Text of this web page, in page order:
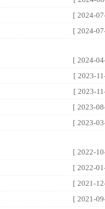
[ 2024-
[ 2024-
[ 2024-
[ 2023-
[ 2023-
[ 2023-
[ 2023-
[ 2022-
[ 2022-
[ 2021-
[ 2021-